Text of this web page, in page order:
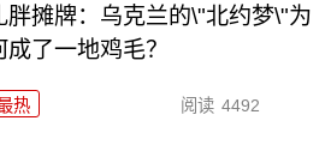
胖摊牌：乌克兰的\"北约梦\"为
成了一地鸡毛？
热 阅读 4492